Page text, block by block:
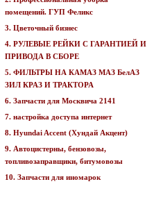
помещений. ГУП Феликс
3. Цветочный бизнес
4. РУЛЕВЫЕ РЕЙКИ С ГАРАНТИЕЙ И
ПРИВОДА В СБОРЕ
5. ФИЛЬТРЫ НА КАМАЗ МАЗ БелАЗ
ЗИЛ КРАЗ И ТРАКТОРА
6. Запчасти для Москвича 2141
7. настройка доступа интернет
8. Hyundai Accent (Хундай Акцент)
9. Автоцистерны, бензовозы,
топливозаправщики, битумовозы
10. Запчасти для иномарок